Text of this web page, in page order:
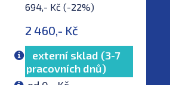
694,- Kč (-22%)
2 460,- Kč
externí sklad (3-7
pracovních dnů)